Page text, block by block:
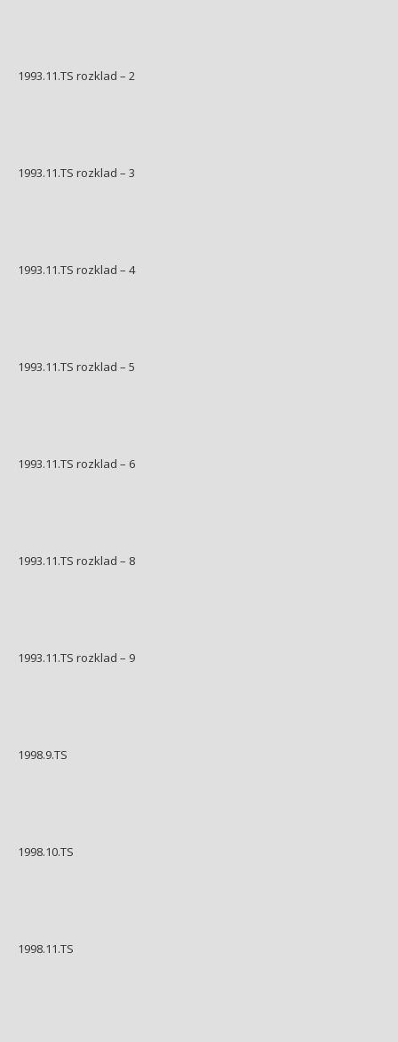
1993.11.TS rozklad – 2
1993.11.TS rozklad – 3
1993.11.TS rozklad – 4
1993.11.TS rozklad – 5
1993.11.TS rozklad – 6
1993.11.TS rozklad – 8
1993.11.TS rozklad – 9
1998.9.TS
1998.10.TS
1998.11.TS